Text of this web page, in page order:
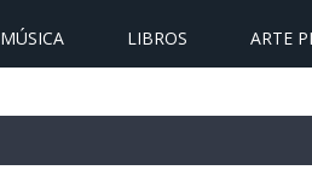
MÚSICA LIBROS ARTE